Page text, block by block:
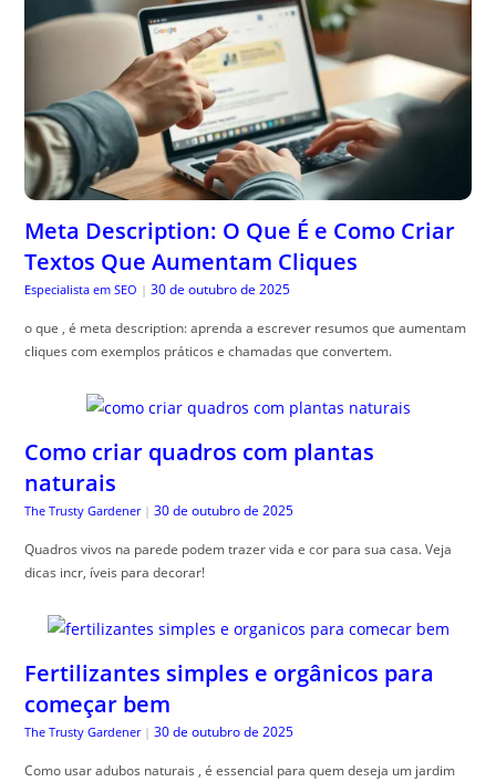
Meta Description: O Que É e Como Criar
Textos Que Aumentam Cliques
Especialista em SEO | 30 de outubro de 2025
o que , é meta description: aprenda a escrever resumos que aumentam
cliques com exemplos práticos e chamadas que convertem.
Como criar quadros com plantas
naturais
The Trusty Gardener | 30 de outubro de 2025
Quadros vivos na parede podem trazer vida e cor para sua casa. Veja
dicas incr, íveis para decorar!
Fertilizantes simples e orgânicos para
começar bem
The Trusty Gardener | 30 de outubro de 2025
Como usar adubos naturais , é essencial para quem deseja um jardim